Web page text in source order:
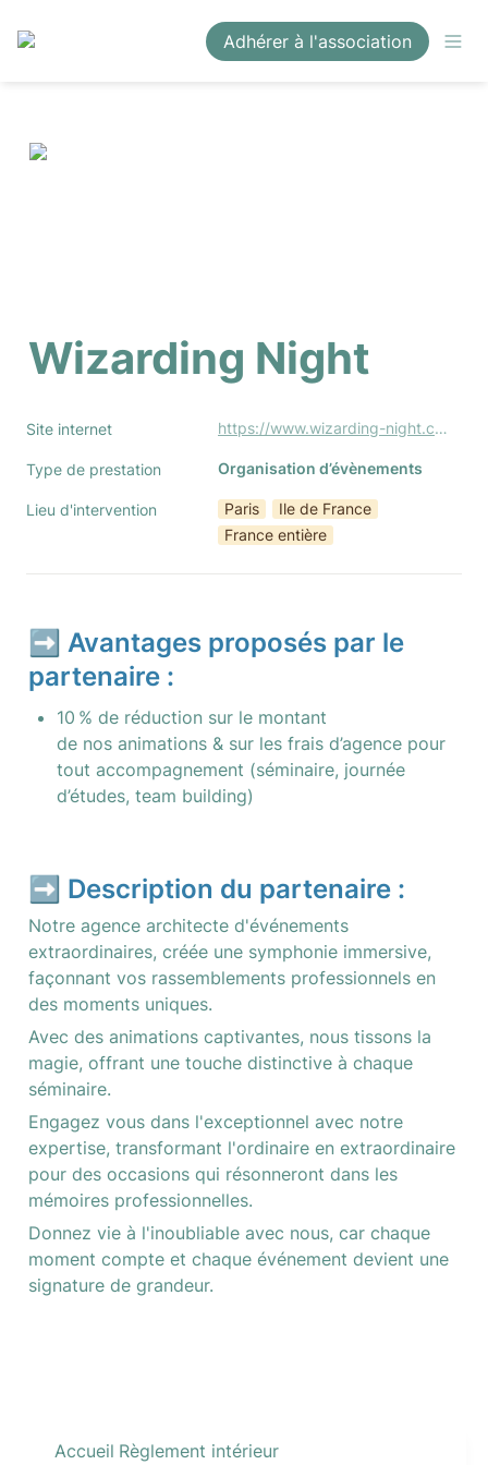
Adhérer à l'association
Wizarding Night
Site internet https://www.wizarding-night.com
Type de prestation Organisation d’évènements
Lieu d'intervention Paris
Ile de France
France entière
➡️ Avantages proposés par le
partenaire :
10 % de réduction sur le montant
de nos animations & sur les frais d’agence pour
tout accompagnement (séminaire, journée
d’études, team building)
➡️ Description du partenaire :
Notre agence architecte d'événements
extraordinaires, créée une symphonie immersive,
façonnant vos rassemblements professionnels en
des moments uniques.
Avec des animations captivantes, nous tissons la
magie, offrant une touche distinctive à chaque
séminaire.
Engagez vous dans l'exceptionnel avec notre
expertise, transformant l'ordinaire en extraordinaire
pour des occasions qui résonneront dans les
mémoires professionnelles.
Donnez vie à l'inoubliable avec nous, car chaque
moment compte et chaque événement devient une
signature de grandeur.
Accueil Règlement intérieur